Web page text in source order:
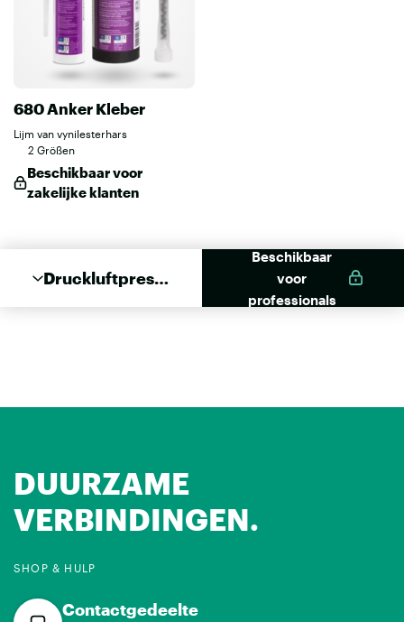
680 Anker Kleber
Lijm van vynilesterhars
2 Größen
Beschikbaar voor
zakelijke klanten
Druckluftpress
Beschikbaar
voor
professionals
DUURZAME
VERBINDINGEN.
SHOP & HULP
Contactgedeelte